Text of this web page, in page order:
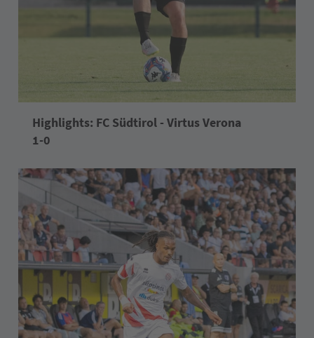
Highlights: FC Südtirol - Virtus Verona
1-0